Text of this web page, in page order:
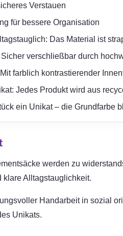
Verstauen
für bessere Organisation
Das Material ist
verschließbar durch
farblich kontrastierender
Jedes Produkt wird aus
ein Unikat – die Grundfarbe
werden zu
klare Alltagstauglichkeit.
Handarbeit in sozial
Unikats.